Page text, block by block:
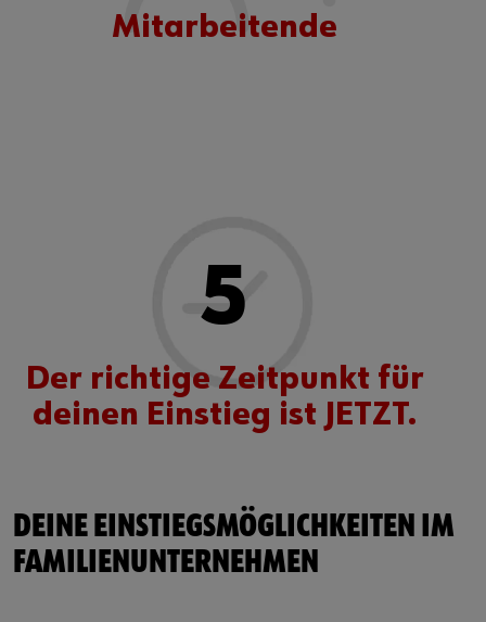
Mitarbeitende
5
Der richtige Zeitpunkt für
deinen Einstieg ist JETZT.
DEINE EINSTIEGSMÖGLICHKEITEN IM
FAMILIENUNTERNEHMEN